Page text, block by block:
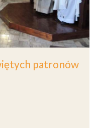
patronów